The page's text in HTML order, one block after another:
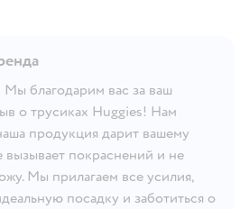
благодарим вас за ваш
о трусиках Huggies! Нам
продукция дарит вашему
покраснений и не
Мы прилагаем все усилия,
посадку и заботиться о